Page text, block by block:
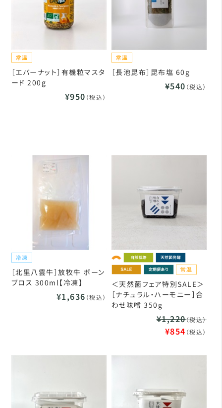
［エバーナット］有機粒マスタ
ード 200g
¥950 （税込）
［長池昆布］昆布塩 60g
¥540 （税込）
［北里八雲牛］放牧牛 ボーン
ブロス 300ml【冷凍】
¥1,636 （税込）
＜天然菌フェア特別SALE＞
［ナチュラル・ハーモニー］合
わせ味噌 350g
¥1,220（税込）
¥854 （税込）